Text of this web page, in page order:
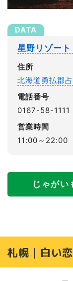
星野リゾート
住所
北海道勇払郡
電話番号
0167-58-1111
営業時間
11:00～22:00
じゃがい
札幌｜白い